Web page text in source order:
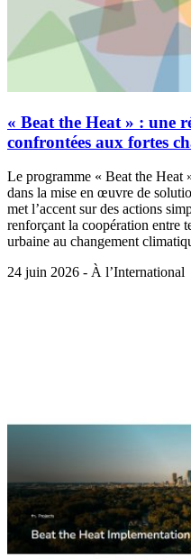
« Beat the Heat » : une
confrontées aux fortes
Le programme « Beat the Heat
dans la mise en œuvre de
met l’accent sur des actions
renforçant la coopération entre
urbaine au changement
24 juin 2026 - À l’International